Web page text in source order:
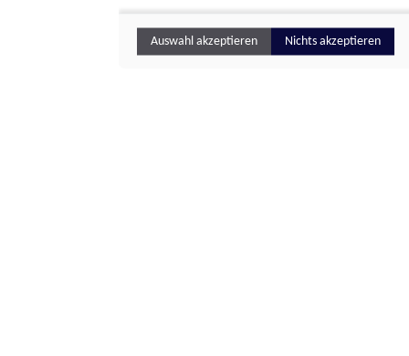
Auswahl akzeptieren Nichts akzeptieren